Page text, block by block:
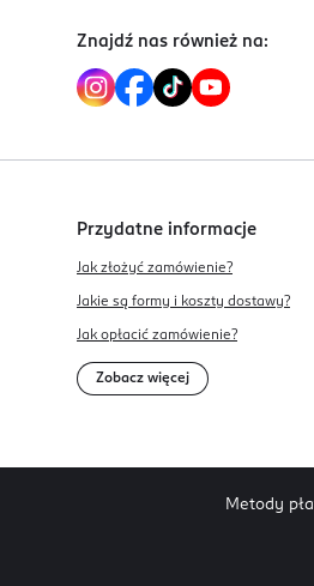
Znajdź nas również na:
Przydatne informacje
Jak złożyć zamówienie?
Jakie są formy i koszty dostawy?
Jak opłacić zamówienie?
Zobacz więcej
Metody